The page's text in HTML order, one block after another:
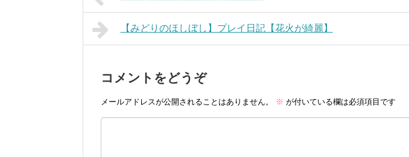
【みどりのほしぼし】プレイ日記【花火が綺麗】
コメントをどうぞ
メールアドレスが公開されることはありません。 ※ が付いている欄は必須項目です